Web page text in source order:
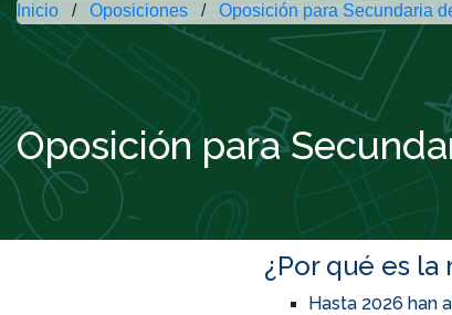
Inicio Oposiciones Oposición para Secundaria
Oposición para
¿Por qué es
Hasta 2026 han